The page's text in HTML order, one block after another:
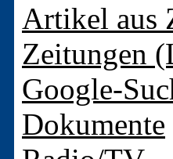
Artikel aus
Zeitungen
Google-
Dokumente